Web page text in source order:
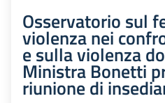
Osservatorio sul
violenza nei
e sulla violenza
Ministra Bonetti
riunione di